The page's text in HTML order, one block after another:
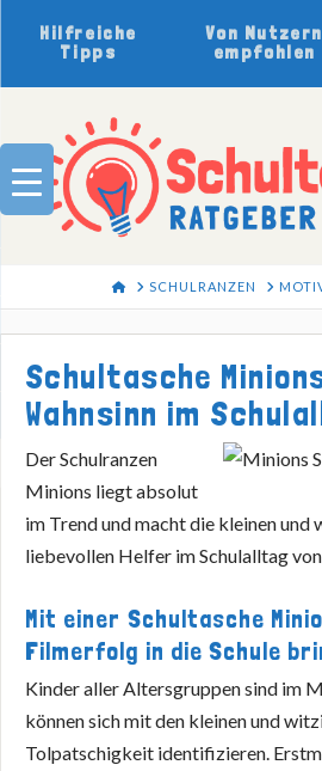
Hilfreiche
Tipps
Von Nutzern
empfohlen
HOME
SCHULRANZEN
Schultasche
Wahnsinn im
Der Schulranzen
Minions liegt absolut
im Trend und macht die kleinen und
liebevollen Helfer im Schulalltag
Mit einer Schultasche
Filmerfolg in die Schule
Kinder aller Altersgruppen sind im
können sich mit den kleinen und
Tolpatschigkeit identifizieren.